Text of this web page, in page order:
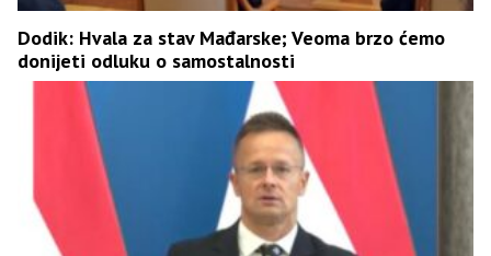
Dodik: Hvala za stav Mađarske; Veoma brzo ćemo
donijeti odluku o samostalnosti